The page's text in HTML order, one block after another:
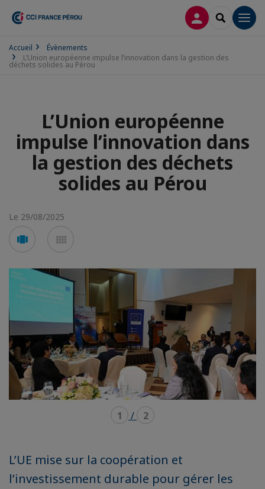
CONNEXION
Accueil
Évènements
L’Union européenne impulse l’innovation dans la gestion des
déchets solides au Pérou
L’Union européenne
impulse l’innovation dans
la gestion des déchets
solides au Pérou
Le 29/08/2025
Voir
en
carousel
en
mosaïque
1 / 2
L’UE mise sur la coopération et
l’investissement durable pour gérer les